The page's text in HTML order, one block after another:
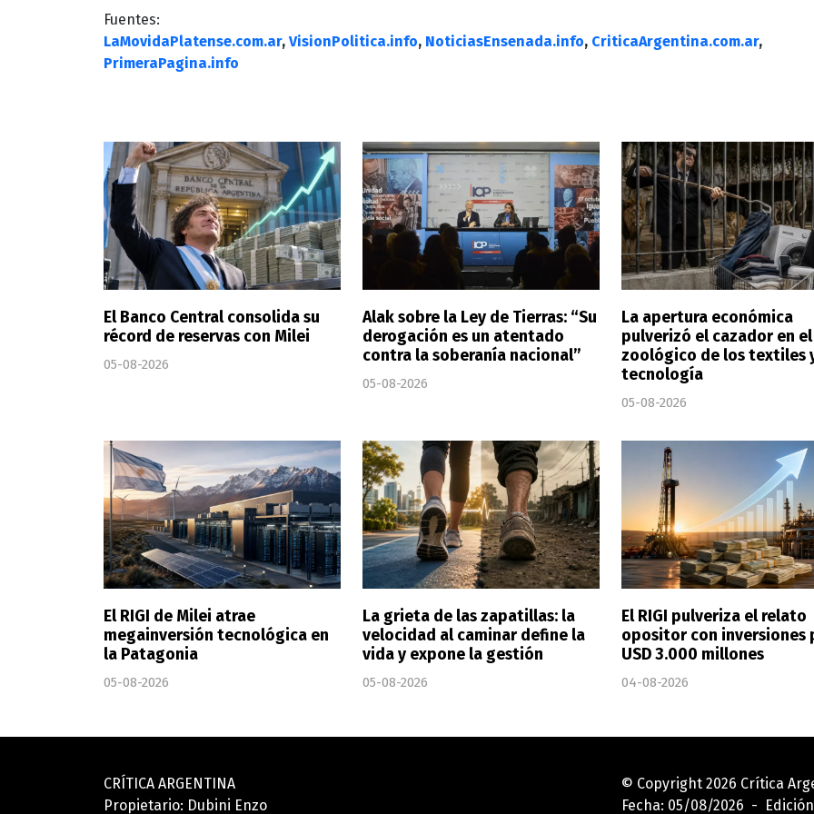
Fuentes:
LaMovidaPlatense.com.ar, VisionPolitica.info, NoticiasEnsenada.info, CriticaArgentina.com.ar,
PrimeraPagina.info
El Banco Central consolida su
récord de reservas con Milei
05-08-2026
Alak sobre la Ley de Tierras: “Su
derogación es un atentado
contra la soberanía nacional”
05-08-2026
La apertura económica
pulverizó el cazador en el
zoológico de los textiles
tecnología
05-08-2026
El RIGI de Milei atrae
megainversión tecnológica en
la Patagonia
05-08-2026
La grieta de las zapatillas: la
velocidad al caminar define la
vida y expone la gestión
05-08-2026
El RIGI pulveriza el relato
opositor con inversiones
USD 3.000 millones
04-08-2026
CRÍTICA ARGENTINA
Propietario: Dubini Enzo
© Copyright 2026 Crítica
Fecha: 05/08/2026 - Edición